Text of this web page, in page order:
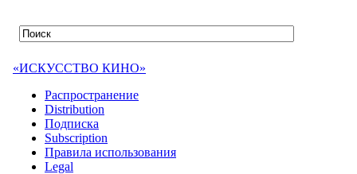
«ИСКУССТВО КИНО»
Распространение
Distribution
Подписка
Subscription
Правила использования
Legal